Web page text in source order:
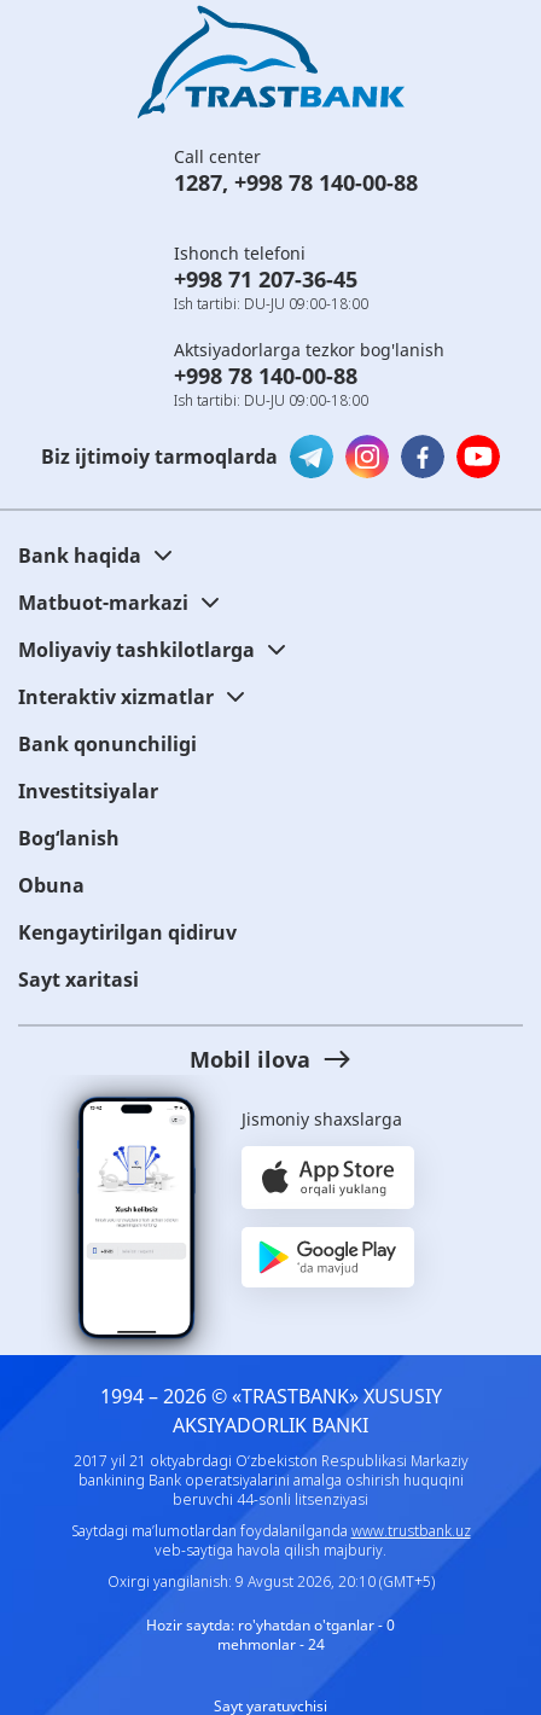
Call center
1287, +998 78 140-00-88
Ishonch telefoni
+998 71 207-36-45
Ish tartibi: DU-JU 09:00-18:00
Aktsiyadorlarga tezkor bog'lanish
+998 78 140-00-88
Ish tartibi: DU-JU 09:00-18:00
Biz ijtimoiy tarmoqlarda
Bank haqida
Matbuot-markazi
Moliyaviy tashkilotlarga
Interaktiv xizmatlar
Bank qonunchiligi
Investitsiyalar
Bog‘lanish
Obuna
Kengaytirilgan qidiruv
Sayt xaritasi
Mobil ilova
Jismoniy shaxslarga
1994 – 2026 © «TRASTBANK» ХUSUSIY
AKSIYADORLIK BANKI
2017 yil 21 oktyabrdagi O‘zbekiston Respublikasi Markaziy
bankining Bank operatsiyalarini amalga oshirish huquqini
beruvchi 44-sonli litsenziyasi
Saytdagi ma’lumotlardan foydalanilganda www.trustbank.uz
veb-saytiga havola qilish majburiy.
Oxirgi yangilanish: 9 Avgust 2026, 20:10 (GMT+5)
Hozir saytda: ro'yhatdan o'tganlar - 0
mehmonlar - 24